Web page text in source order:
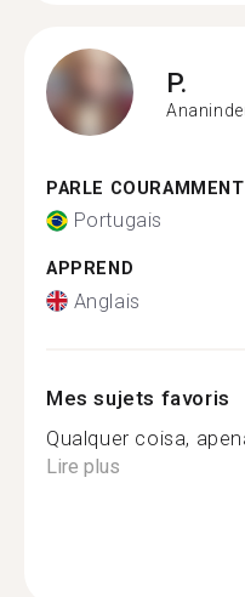
P.
PARLE COURAMMENT
Portugais
APPREND
Anglais
Mes sujets favoris
Qualquer coisa,
Lire plus